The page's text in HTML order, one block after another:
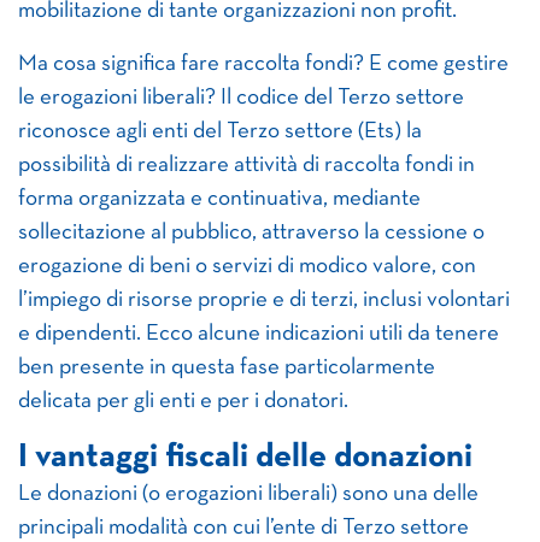
mobilitazione di tante organizzazioni non profit.
Ma cosa significa fare raccolta fondi? E come gestire
le erogazioni liberali? Il codice del Terzo settore
riconosce agli enti del Terzo settore (Ets) la
possibilità di realizzare attività di raccolta fondi in
forma organizzata e continuativa, mediante
sollecitazione al pubblico, attraverso la cessione o
erogazione di beni o servizi di modico valore, con
l’impiego di risorse proprie e di terzi, inclusi volontari
e dipendenti. Ecco alcune indicazioni utili da tenere
ben presente in questa fase particolarmente
delicata per gli enti e per i donatori.
I vantaggi fiscali delle donazioni
Le donazioni (o erogazioni liberali) sono una delle
principali modalità con cui l’ente di Terzo settore